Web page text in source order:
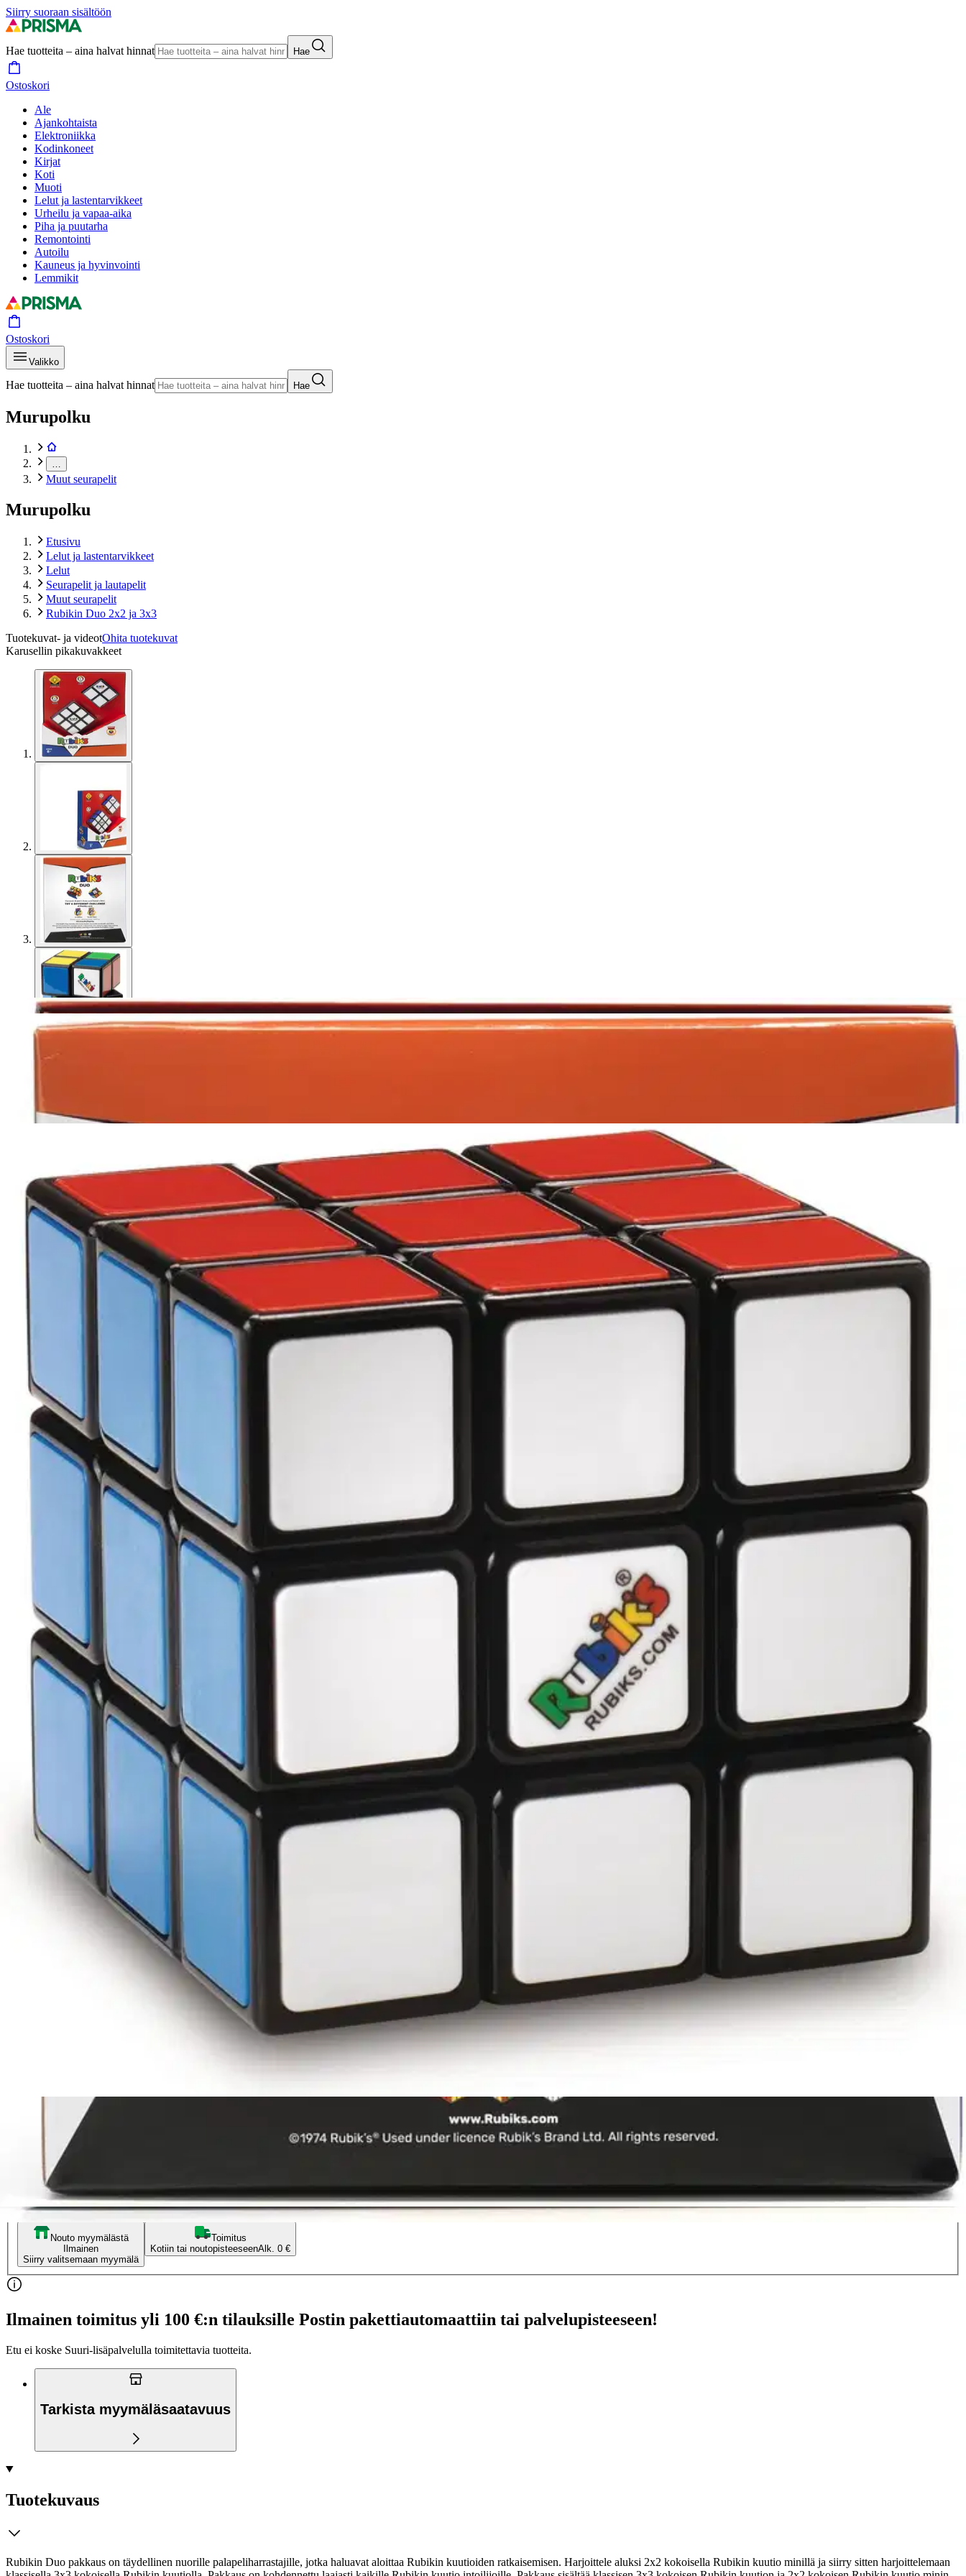
Siirry suoraan sisältöön
Hae tuotteita – aina halvat hinnat Hae
Ostoskori
Ale
Ajankohtaista
Elektroniikka
Kodinkoneet
Kirjat
Koti
Muoti
Lelut ja lastentarvikkeet
Urheilu ja vapaa-aika
Piha ja puutarha
Remontointi
Autoilu
Kauneus ja hyvinvointi
Lemmikit
Ostoskori
Valikko
Hae tuotteita – aina halvat hinnat Hae
Murupolku
Muut seurapelit
Murupolku
Etusivu
Lelut ja lastentarvikkeet
Lelut
Seurapelit ja lautapelit
Muut seurapelit
Rubikin Duo 2x2 ja 3x3
Tuotekuvat- ja videotOhita tuotekuvat
Karusellin pikakuvakkeet
Avaa kuva suurempana
Avaa kuva suurempana
Avaa kuva suurempana
Avaa kuva suurempana
Avaa kuva suurempana
Karusellin pikakuvakkeet
Rubikin Duo 2x2 ja 3x3
Asiakasomistajahinta
Hinta ilman S-Etukorttia:
Verkkokaupan hinta
Valitse toimitustapa
Nouto myymälästä
Ilmainen
Siirry valitsemaan myymälä
Toimitus
Kotiin tai noutopisteeseenAlk. 0 €
Ilmainen toimitus yli 100 €:n tilauksille Postin pakettiautomaattiin tai palvelupisteeseen!
Etu ei koske Suuri‑lisäpalvelulla toimitettavia tuotteita.
Tarkista myymäläsaatavuus
Tuotekuvaus
Rubikin Duo pakkaus on täydellinen nuorille palapeliharrastajille, jotka haluavat aloittaa Rubikin kuutioiden ratkaisemisen. Harjoittele aluksi 2x2 kokoisella Rubikin kuutio minillä ja siirry sitten harjoittelemaan